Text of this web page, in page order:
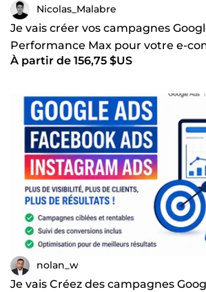
Nicolas_Malabre
Je vais créer vos campagnes
Performance Max pour votre e-
À partir de 156,75 $US
nolan_w
Je vais Créez des campagnes